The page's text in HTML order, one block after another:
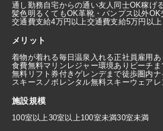
通し勤務自宅からの通い友人同士OK稼げ
髪色明るくてもOK革靴・パンプス以外OK
交通費支給4万円以上交通費支給5万円以上
メリット
着物が着れる毎日温泉入れる正社員雇用あ
食費無料マリンレジャー環境あり ビーチ
無料リフト券付きゲレンデまで徒歩圏内ナ
スキースノボレンタル無料スキーウェア
施設規模
100室以上30室以上100室未満30室未満